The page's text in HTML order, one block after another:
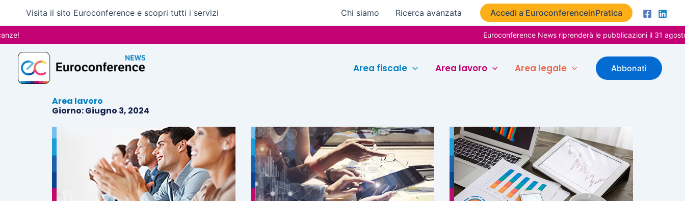
contenuto
Visita il sito Euroconference e scopri tutti i servizi Chi siamo Ricerca avanzata Accedi a EuroconferenceinPratica
Euroconference News riprenderà le pubblicazioni il 31 agosto.
Area fiscale Area lavoro Area legale Abbonati
Area lavoro
Giorno: Giugno 3, 2024